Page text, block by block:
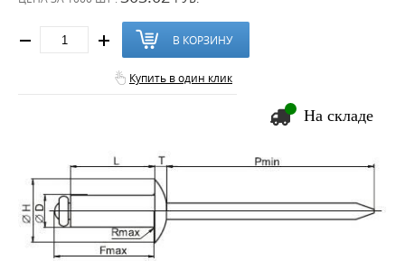
В КОРЗИНУ
Купить в один клик
На складе